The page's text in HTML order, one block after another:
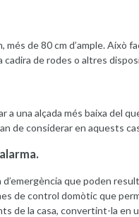
més de 80 cm d’ample. Això
de rodes o altres
a una alçada més baixa del
de considerar en aquests
que poden
de control domòtic que
de la casa, convertint-la en